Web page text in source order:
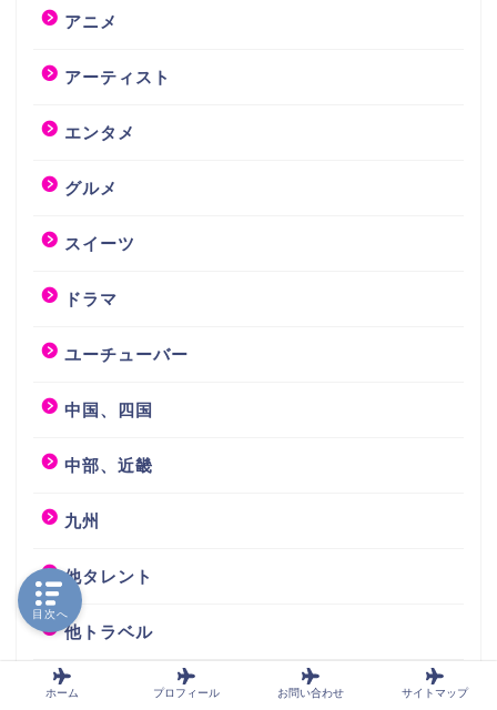
アニメ
アーティスト
エンタメ
グルメ
スイーツ
ドラマ
ユーチューバー
中国、四国
中部、近畿
九州
他タレント
他トラベル
俳優、女優
ホーム プロフィール お問い合わせ サイトマップ
目次へ